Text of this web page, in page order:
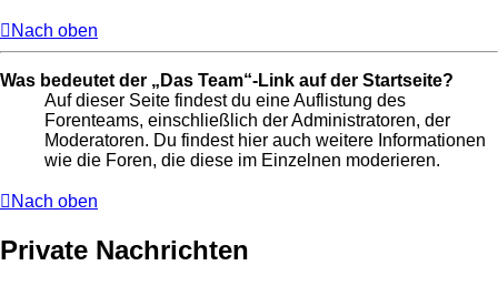
Nach oben
Was bedeutet der „Das Team“-Link auf der Startseite?
Auf dieser Seite findest du eine Auflistung des
Forenteams, einschließlich der Administratoren, der
Moderatoren. Du findest hier auch weitere Informationen
wie die Foren, die diese im Einzelnen moderieren.
Nach oben
Private Nachrichten